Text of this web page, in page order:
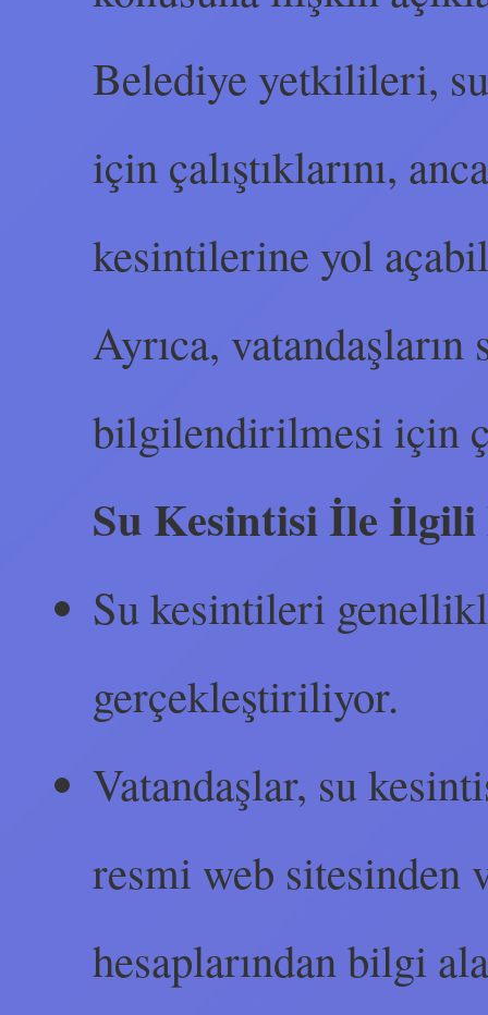
Belediye yetkilileri,
için çalıştıklarını,
kesintilerine yol
Ayrıca,
bilgilendirilmesi için
Su Kesintisi İle
Su kesintileri
gerçekleştiriliyor.
Vatandaşlar, su
resmi web sitesinden
hesaplarından bilgi